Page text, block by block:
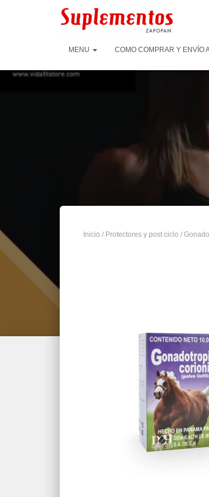
MENU COMO COMPRAR Y ENVÍO
Inicio / Protectores y post ciclo /